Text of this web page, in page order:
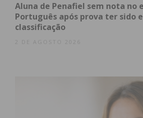
Aluna de Penafiel sem nota no
Português após prova ter sido
classificação
2 DE AGOSTO 2026